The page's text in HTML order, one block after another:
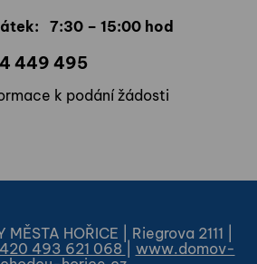
7:30 – 15:00 hod
449 495
k podání žádosti
HOŘICE | Riegrova 2111 |
493 621 068
www.domov-